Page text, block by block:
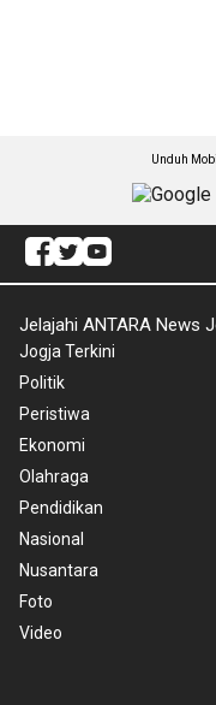
Unduh
Jelajahi ANTARA News
Jogja Terkini
Politik
Peristiwa
Ekonomi
Olahraga
Pendidikan
Nasional
Nusantara
Foto
Video